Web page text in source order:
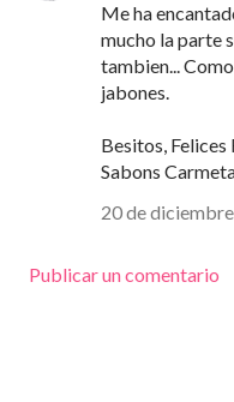
Me ha
mucho la parte
tambien...
jabones.
Besitos, Felices
Sabons
20 de
Publicar un comentario